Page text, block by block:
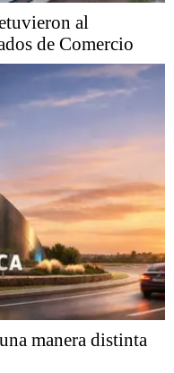
al
de Comercio
manera distinta